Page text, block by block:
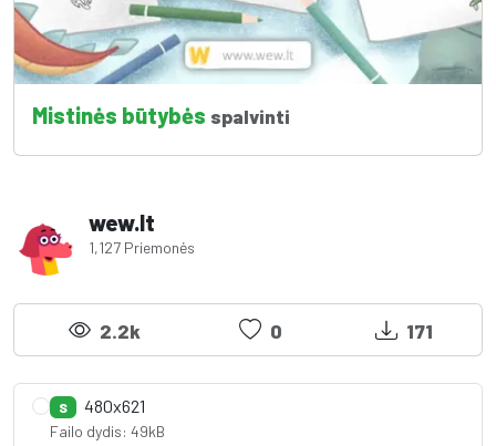
Mistinės būtybės spalvinti
wew.lt
1,127 Priemonės
2.2k 0 171
S 480x621
Failo dydis: 49kB